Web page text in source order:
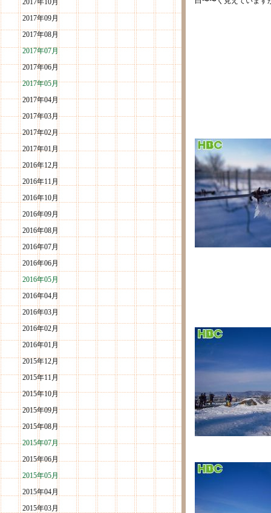
2017年10月
2017年09月
2017年08月
2017年07月
2017年06月
2017年05月
2017年04月
2017年03月
2017年02月
2017年01月
2016年12月
2016年11月
2016年10月
2016年09月
2016年08月
2016年07月
2016年06月
2016年05月
2016年04月
2016年03月
2016年02月
2016年01月
2015年12月
2015年11月
2015年10月
2015年09月
2015年08月
2015年07月
2015年06月
2015年05月
2015年04月
2015年03月